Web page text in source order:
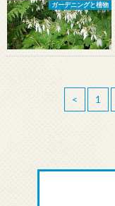
ガーデニングと植物
< 1